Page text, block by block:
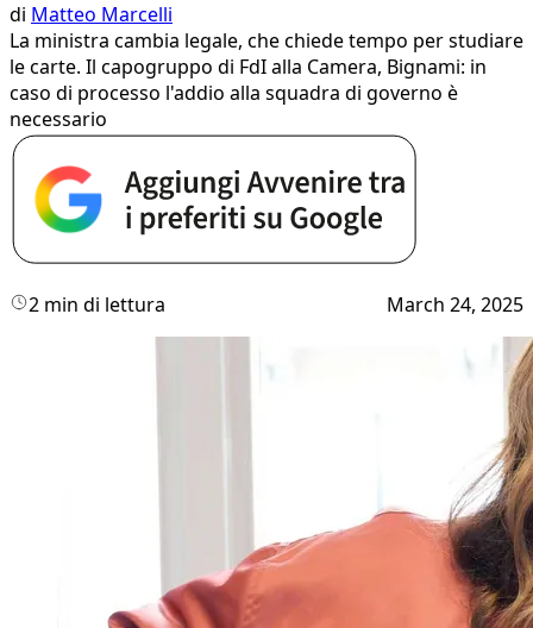
di Matteo Marcelli
La ministra cambia legale, che chiede tempo per studiare
le carte. Il capogruppo di FdI alla Camera, Bignami: in
caso di processo l'addio alla squadra di governo è
necessario
2 min di lettura March 24, 2025